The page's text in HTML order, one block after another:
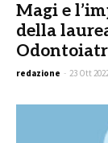
Magi e
della
redazione - 23 Ott